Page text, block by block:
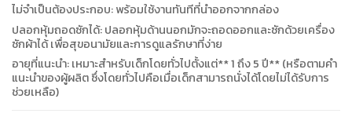
ไม่จำเป็นต้องประกอบ: พร้อมใช้งานทันทีที่นำออกจากกล่อง
ปลอกหุ้มถอดซักได้: ปลอกหุ้มด้านนอกมักจะถอดออกและซักด้วยเครื่อง
ซักผ้าได้ เพื่อสุขอนามัยและการดูแลรักษาที่ง่าย
อายุที่แนะนำ: เหมาะสำหรับเด็กโดยทั่วไปตั้งแต่** 1 ถึง 5 ปี** (หรือตามคำ
แนะนำของผู้ผลิต ซึ่งโดยทั่วไปคือเมื่อเด็กสามารถนั่งได้โดยไม่ได้รับการ
ช่วยเหลือ)